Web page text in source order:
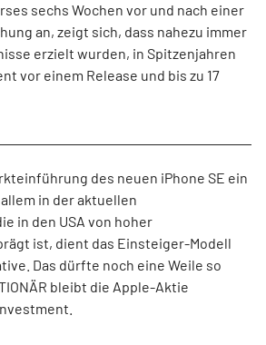
sechs Wochen vor und nach einer
an, zeigt sich, dass nahezu immer
erzielt wurden, in Spitzenjahren
vor einem Release und bis zu 17
des neuen iPhone SE ein
in der aktuellen
in den USA von hoher
ist, dient das Einsteiger-Modell
Das dürfte noch eine Weile so
bleibt die Apple-Aktie